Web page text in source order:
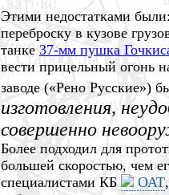
Этими недостатками
переброску в кузове
танке 37-мм пушка
вести прицельный огонь
заводе («Рено Русские»)
изготовления,
совершенно
Более подходил для
большей скоростью, чем
специалистами КБ
ОАТ